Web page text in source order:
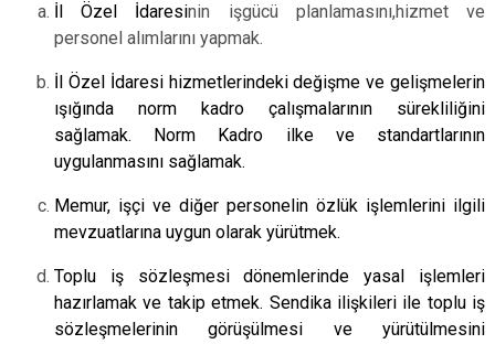
İl Özel İdaresinin işgücü planlamasını,hizmet ve
personel alımlarını yapmak.
İl Özel İdaresi hizmetlerindeki değişme ve gelişmelerin
ışığında norm kadro çalışmalarının sürekliliğini
sağlamak. Norm Kadro ilke ve standartlarının
uygulanmasını sağlamak.
Memur, işçi ve diğer personelin özlük işlemlerini ilgili
mevzuatlarına uygun olarak yürütmek.
Toplu iş sözleşmesi dönemlerinde yasal işlemleri
hazırlamak ve takip etmek. Sendika ilişkileri ile toplu iş
sözleşmelerinin görüşülmesi ve yürütülmesini